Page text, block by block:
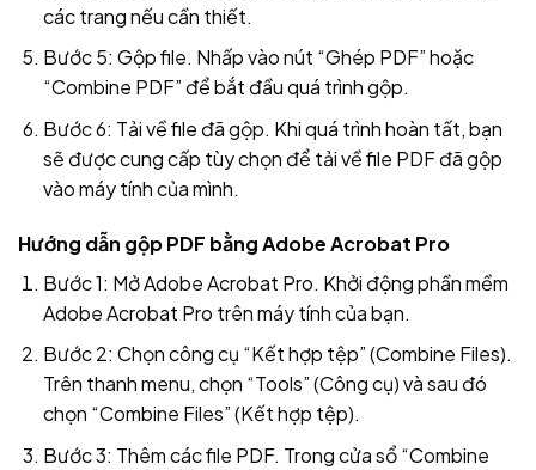
các trang nếu cần thiết.
Bước 5: Gộp file. Nhấp vào nút “Ghép PDF” hoặc
“Combine PDF” để bắt đầu quá trình gộp.
Bước 6: Tải về file đã gộp. Khi quá trình hoàn tất, bạn
sẽ được cung cấp tùy chọn để tải về file PDF đã gộp
vào máy tính của mình.
Hướng dẫn gộp PDF bằng Adobe Acrobat Pro
Bước 1: Mở Adobe Acrobat Pro. Khởi động phần mềm
Adobe Acrobat Pro trên máy tính của bạn.
Bước 2: Chọn công cụ “Kết hợp tệp” (Combine Files).
Trên thanh menu, chọn “Tools” (Công cụ) và sau đó
chọn “Combine Files” (Kết hợp tệp).
Bước 3: Thêm các file PDF. Trong cửa sổ “Combine